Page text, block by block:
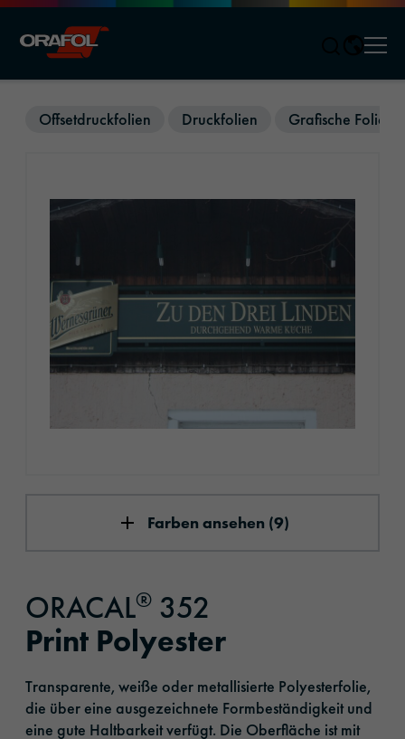
Offsetdruckfolien Druckfolien Grafische Folien
Farben ansehen (9)
ORACAL® 352
Print Polyester
Transparente, weiße oder metallisierte Polyesterfolie,
die über eine ausgezeichnete Formbeständigkeit und
eine gute Haltbarkeit verfügt. Die Oberfläche ist mit